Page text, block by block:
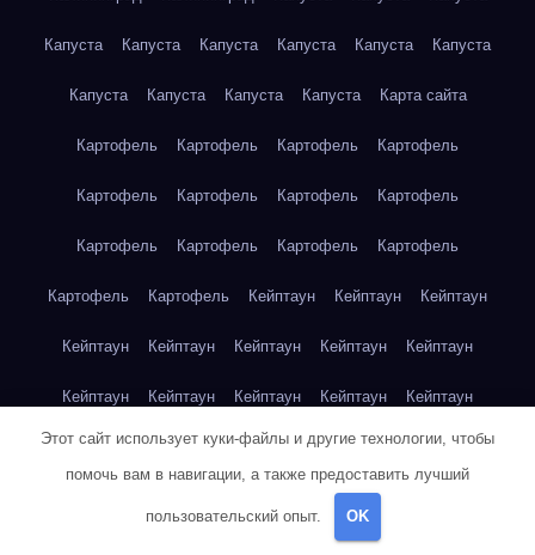
Капуста Капуста Капуста Капуста Капуста Капуста
Капуста Капуста Капуста Капуста Карта сайта
Картофель Картофель Картофель Картофель
Картофель Картофель Картофель Картофель
Картофель Картофель Картофель Картофель
Картофель Картофель Кейптаун Кейптаун Кейптаун
Кейптаун Кейптаун Кейптаун Кейптаун Кейптаун
Кейптаун Кейптаун Кейптаун Кейптаун Кейптаун
Кейптаун Кейптаун Кейптаун Кейптаун Кейптаун
Клубника
Красноярск
Этот сайт использует куки-файлы и другие технологии, чтобы
помочь вам в навигации, а также предоставить лучший
пользовательский опыт. OK